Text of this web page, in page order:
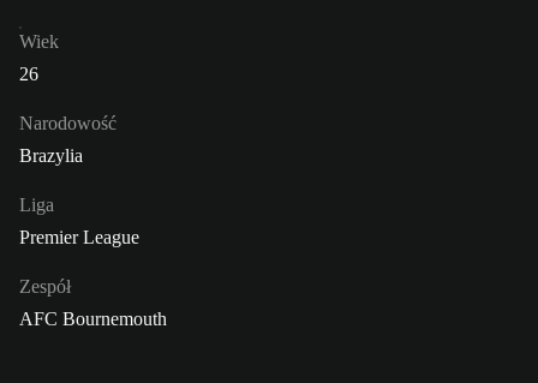
Wiek
26
Narodowość
Brazylia
Liga
Premier League
Zespół
AFC Bournemouth